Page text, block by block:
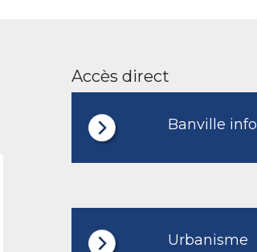
Accès direct
Banville info
Urbanisme